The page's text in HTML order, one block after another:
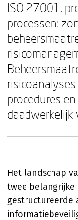
ISO 27001,
processen:
procedures
daadwerkelijk
Het landschap
twee belangrijke
gestructureerde